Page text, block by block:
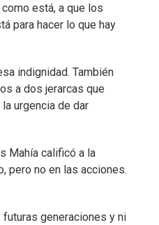
está, a que los
para hacer lo que hay
indignidad. También
a dos jerarcas que
urgencia de dar
Mahía calificó a la
pero no en las acciones.
generaciones y ni